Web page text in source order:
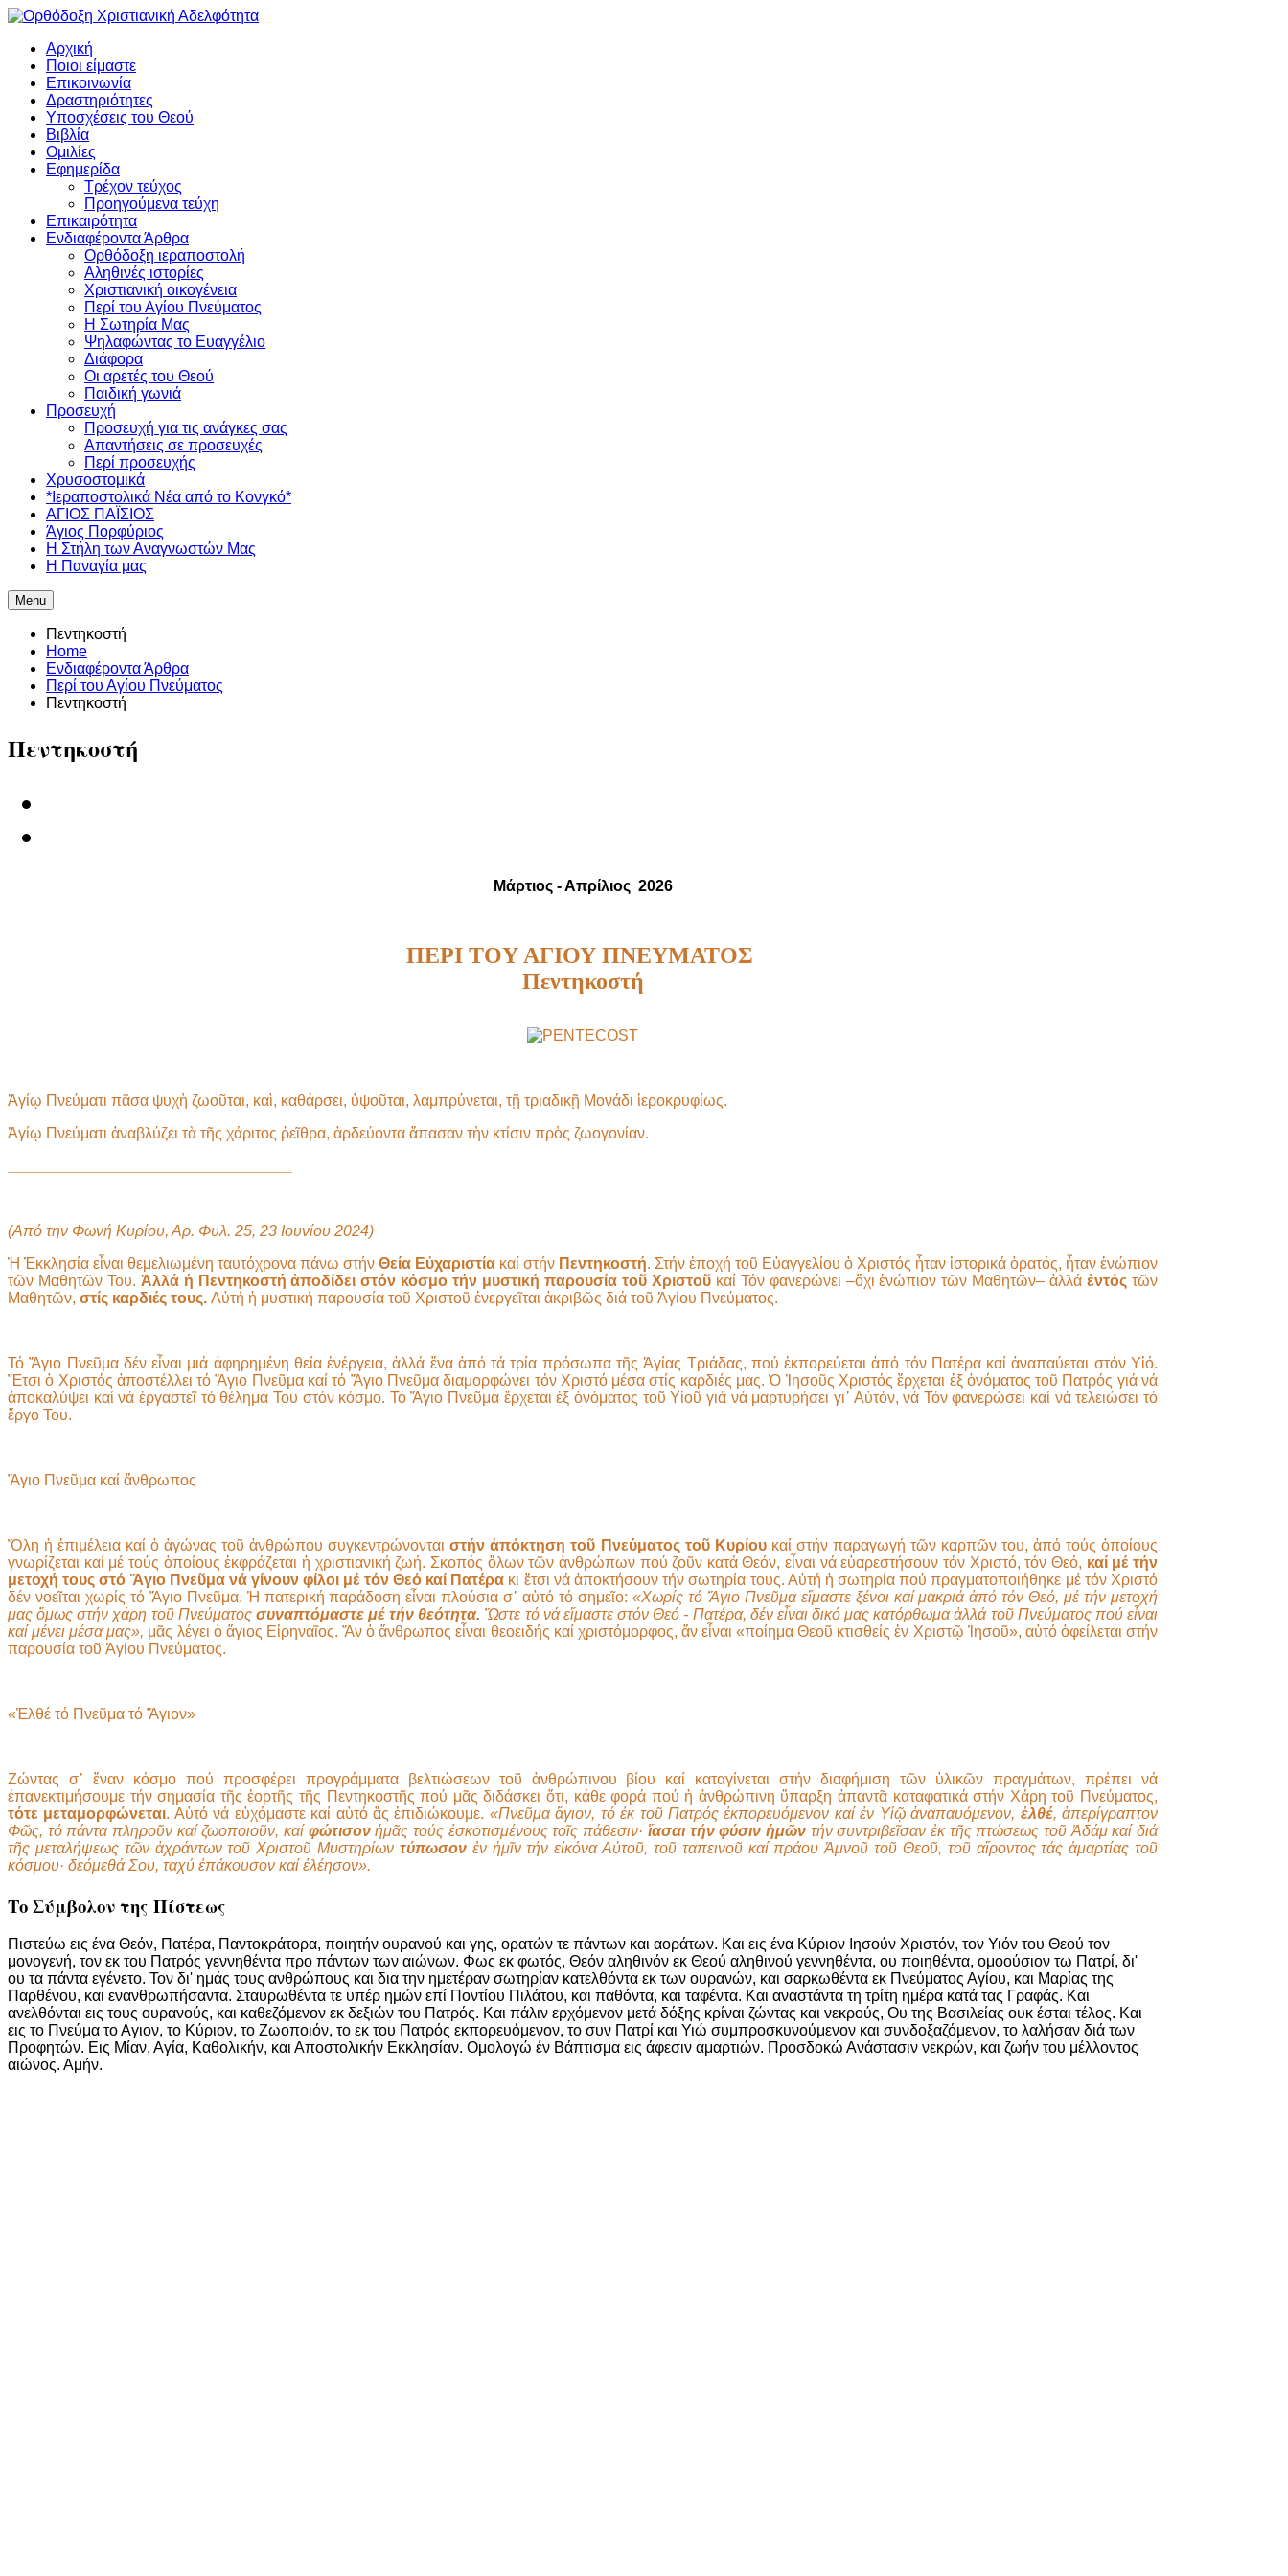
Αρχική
Ποιοι είμαστε
Επικοινωνία
Δραστηριότητες
Υποσχέσεις του Θεού
Βιβλία
Ομιλίες
Εφημερίδα
Τρέχον τεύχος
Προηγούμενα τεύχη
Επικαιρότητα
Ενδιαφέροντα Άρθρα
Ορθόδοξη ιεραποστολή
Αληθινές ιστορίες
Χριστιανική οικογένεια
Περί του Αγίου Πνεύματος
Η Σωτηρία Μας
Ψηλαφώντας το Ευαγγέλιο
Διάφορα
Οι αρετές του Θεού
Παιδική γωνιά
Προσευχή
Προσευχή για τις ανάγκες σας
Απαντήσεις σε προσευχές
Περί προσευχής
Χρυσοστομικά
*Ιεραποστολικά Νέα από το Κονγκό*
ΑΓΙΟΣ ΠΑΪΣΙΟΣ
Άγιος Πορφύριος
Η Στήλη των Αναγνωστών Mας
Η Παναγία μας
Menu
Πεντηκοστή
Home
Ενδιαφέροντα Άρθρα
Περί του Αγίου Πνεύματος
Πεντηκοστή
Πεντηκοστή
Μάρτιος - Απρίλιος 2026
ΠΕΡΙ TOY ΑΓΙΟΥ ΠΝΕΥΜΑΤΟΣ
Πεντηκοστή
Ἁγίῳ Πνεύματι πᾶσα ψυχὴ ζωοῦται, καὶ, καθάρσει, ὑψοῦται, λαμπρύνεται, τῇ τριαδικῇ Μονάδι ἱεροκρυφίως.
Ἁγίῳ Πνεύματι ἀναβλύζει τὰ τῆς χάριτος ῥεῖθρα, ἀρδεύοντα ἅπασαν τὴν κτίσιν πρὸς ζωογονίαν.
(Από την Φωνή Κυρίου, Αρ. Φυλ. 25, 23 Ιουνίου 2024)
Ἡ Ἐκκλησία εἶναι θεμελιωμένη ταυτόχρονα πάνω στήν Θεία Εὐχαριστία καί στήν Πεντηκοστή. Στήν ἐποχή τοῦ Εὐαγγελίου ὁ Χριστός ἦταν ἱστορικά ὁρατός, ἦταν ἐνώπιον
τῶν Μαθητῶν Του. Ἀλλά ἡ Πεντηκοστή ἀποδίδει στόν κόσμο τήν μυστική παρουσία τοῦ Χριστοῦκαί Τόν φανερώνει –ὄχι ἐνώπιον τῶν Μαθητῶν– ἀλλάἐντός τῶν
Μαθητῶν, στίς καρδιές τους. Αὐτή ἡ μυστική παρουσία τοῦ Χριστοῦ ἐνεργεῖται ἀκριβῶς διά τοῦ Ἁγίου Πνεύματος.
Τό Ἅγιο Πνεῦμα δέν εἶναι μιά ἀφηρημένη θεία ἐνέργεια, ἀλλά ἕνα ἀπό τά τρία πρόσωπα τῆς Ἁγίας Τριάδας, πού ἐκπορεύεται ἀπό τόν Πατέρα καί ἀναπαύεται στόν Υἱό.
Ἔτσι ὁ Χριστός ἀποστέλλει τό Ἅγιο Πνεῦμα καί τό Ἅγιο Πνεῦμα διαμορφώνει τόν Χριστό μέσα στίς καρδιές μας. Ὁ Ἰησοῦς Χριστός ἔρχεται ἐξ ὀνόματος τοῦ Πατρός γιά νά
ἀποκαλύψει καί νά ἐργαστεῖ τό θέλημά Του στόν κόσμο. Τό Ἅγιο Πνεῦμα ἔρχεται ἐξ ὀνόματος τοῦ Υἱοῦ γιά νά μαρτυρήσει γι᾿ Αὐτόν, νά Τόν φανερώσει καί νά τελειώσει τό
ἔργο Του.
Ἅγιο Πνεῦμα καί ἄνθρωπος
Ὅλη ἡ ἐπιμέλεια καί ὁ ἀγώνας τοῦ ἀνθρώπου συγκεντρώνονταιστήν ἀπόκτηση τοῦ Πνεύματος τοῦ Κυρίουκαί στήν παραγωγή τῶν καρπῶν του, ἀπό τούς ὁποίους
γνωρίζεται καί μέ τούς ὁποίους ἐκφράζεται ἡ χριστιανική ζωή. Σκοπός ὅλων τῶν ἀνθρώπων πού ζοῦν κατά Θεόν, εἶναι νά εὐαρεστήσουν τόν Χριστό, τόν Θεό, καί μέ τήν
μετοχή τους στό Ἅγιο Πνεῦμα νά γίνουν φίλοι μέ τόν Θεό καί Πατέρα κι ἔτσι νά ἀποκτήσουν τήν σωτηρία τους. Αὐτή ἡ σωτηρία πού πραγματοποιήθηκε μέ τόν Χριστό
δέν νοεῖται χωρίς τό Ἅγιο Πνεῦμα. Ἡ πατερική παράδοση εἶναι πλούσια σ᾿ αὐτό τό σημεῖο: «Χωρίς τό Ἅγιο Πνεῦμα εἴμαστε ξένοι καί μακριά ἀπό τόν Θεό, μέ τήν μετοχή
μας ὅμως στήν χάρη τοῦ Πνεύματος συναπτόμαστε μέ τήν θεότητα. Ὥστε τό νά εἴμαστε στόν Θεό - Πατέρα, δέν εἶναι δικό μας κατόρθωμα ἀλλά τοῦ Πνεύματος πού εἶναι
καί μένει μέσα μας», μᾶς λέγει ὁ ἅγιος Εἰρηναῖος. Ἄν ὁ ἄνθρωπος εἶναι θεοειδής καί χριστόμορφος, ἄν εἶναι «ποίημα Θεοῦ κτισθείς ἐν Χριστῷ Ἰησοῦ», αὐτό ὀφείλεται στήν
παρουσία τοῦ Ἁγίου Πνεύματος.
«Ἐλθέ τό Πνεῦμα τό Ἅγιον»
Ζώντας σ᾿ ἕναν κόσμο πού προσφέρει προγράμματα βελτιώσεων τοῦ ἀνθρώπινου βίου καί καταγίνεται στήν διαφήμιση τῶν ὑλικῶν πραγμάτων, πρέπει νά
ἐπανεκτιμήσουμε τήν σημασία τῆς ἑορτῆς τῆς Πεντηκοστῆς πού μᾶς διδάσκει ὅτι, κάθε φορά πού ἡ ἀνθρώπινη ὕπαρξη ἀπαντᾶ καταφατικά στήν Χάρη τοῦ Πνεύματος,
τότε μεταμορφώνεται. Αὐτό νά εὐχόμαστε καί αὐτό ἄς ἐπιδιώκουμε. «Πνεῦμα ἅγιον, τό ἐκ τοῦ Πατρός ἐκπορευόμενον καί ἐν Υἱῷ ἀναπαυόμενον, ἐλθέ, ἀπερίγραπτον
Φῶς, τό πάντα πληροῦν καί ζωοποιοῦν, καί φώτισονἡμᾶς τούς ἐσκοτισμένους τοῖς πάθεσιν· ἴασαι τήν φύσιν ἡμῶντήν συντριβεῖσαν ἐκ τῆς πτώσεως τοῦ Ἀδάμ καί διά
τῆς μεταλήψεως τῶν ἀχράντων τοῦ Χριστοῦ Μυστηρίων τύπωσονἐν ἡμῖν τήν εἰκόνα Αὐτοῦ, τοῦ ταπεινοῦ καί πράου Ἀμνοῦ τοῦ Θεοῦ, τοῦ αἴροντος τάς ἁμαρτίας τοῦ
κόσμου· δεόμεθά Σου, ταχύ ἐπάκουσον καί ἐλέησον».
Το Σύμβολον της Πίστεως
Πιστεύω εις ένα Θεόν, Πατέρα, Παντοκράτορα, ποιητήν ουρανού και γης, ορατών τε πάντων και αοράτων. Και εις ένα Κύριον Ιησούν Χριστόν, τον Υιόν του Θεού τον
μονογενή, τον εκ του Πατρός γεννηθέντα προ πάντων των αιώνων. Φως εκ φωτός, Θεόν αληθινόν εκ Θεού αληθινού γεννηθέντα, ου ποιηθέντα, ομοούσιον τω Πατρί, δι'
ου τα πάντα εγένετο. Τον δι' ημάς τους ανθρώπους και δια την ημετέραν σωτηρίαν κατελθόντα εκ των ουρανών, και σαρκωθέντα εκ Πνεύματος Αγίου, και Μαρίας της
Παρθένου, και ενανθρωπήσαντα. Σταυρωθέντα τε υπέρ ημών επί Ποντίου Πιλάτου, και παθόντα, και ταφέντα. Και αναστάντα τη τρίτη ημέρα κατά τας Γραφάς. Και
ανελθόνται εις τους ουρανούς, και καθεζόμενον εκ δεξιών του Πατρός. Και πάλιν ερχόμενον μετά δόξης κρίναι ζώντας και νεκρούς, Ου της Βασιλείας ουκ έσται τέλος. Και
εις το Πνεύμα το Αγιον, το Κύριον, το Ζωοποιόν, το εκ του Πατρός εκπορευόμενον, το συν Πατρί και Υιώ συμπροσκυνούμενον και συνδοξαζόμενον, το λαλήσαν διά των
Προφητών. Εις Μίαν, Αγία, Καθολικήν, και Αποστολικήν Εκκλησίαν. Ομολογώ έν Βάπτισμα εις άφεσιν αμαρτιών. Προσδοκώ Ανάστασιν νεκρών, και ζωήν του μέλλοντος
αιώνος. Αμήν.